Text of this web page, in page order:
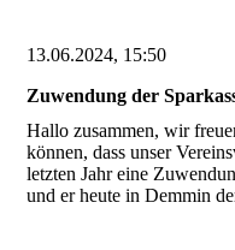
13.06.2024, 15:50
Zuwendung der
Hallo zusammen, wir
können, dass unser
letzten Jahr eine
und er heute in Demmin